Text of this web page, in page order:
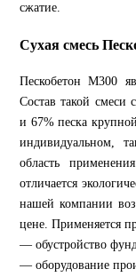
сжатие.
Сухая смесь
Пескобетон М300
Состав такой смеси
и 67% песка
индивидуальном,
область
отличается
нашей компании
цене. Применяется
— обустройство
— оборудование